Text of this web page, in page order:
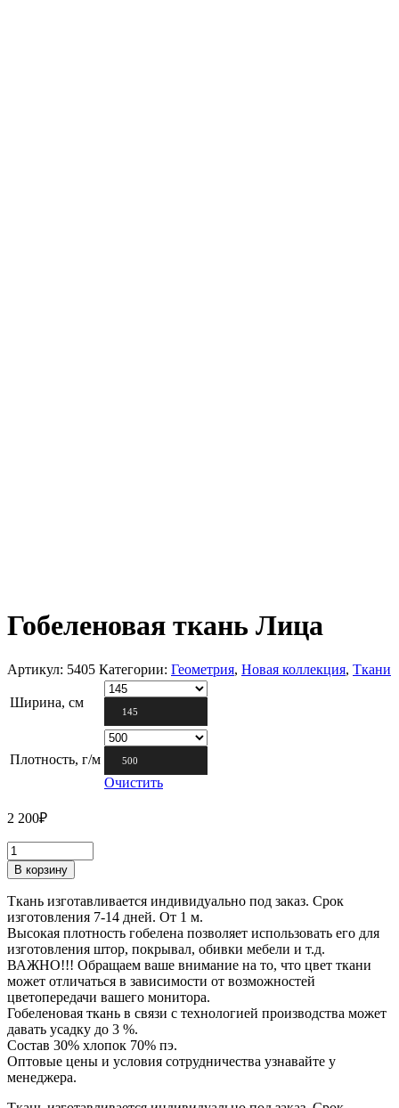
Гобеленовая ткань Лица
Артикул: 5405 Категории: Геометрия, Новая коллекция, Ткани
Ширина, см
145
Плотность, г/м 500
Очистить
2 200₽
В корзину
Ткань изготавливается индивидуально под заказ. Срок
изготовления 7-14 дней. От 1 м.
Высокая плотность гобелена позволяет использовать его для
изготовления штор, покрывал, обивки мебели и т.д.
ВАЖНО!!! Обращаем ваше внимание на то, что цвет ткани
может отличаться в зависимости от возможностей
цветопередачи вашего монитора.
Гобеленовая ткань в связи с технологией производства может
давать усадку до 3 %.
Состав 30% хлопок 70% пэ.
Оптовые цены и условия сотрудничества узнавайте у
менеджера.